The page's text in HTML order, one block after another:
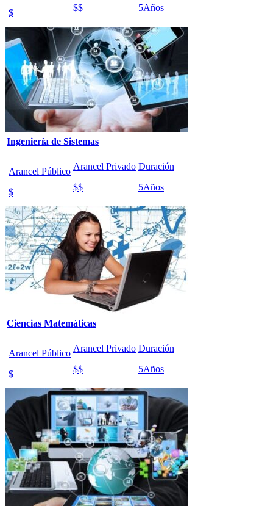
$
$$
5Años
Ingeniería de Sistemas
Arancel Público
$
Arancel Privado
$$
Duración
5Años
Ciencias Matemáticas
Arancel Público
$
Arancel Privado
$$
Duración
5Años